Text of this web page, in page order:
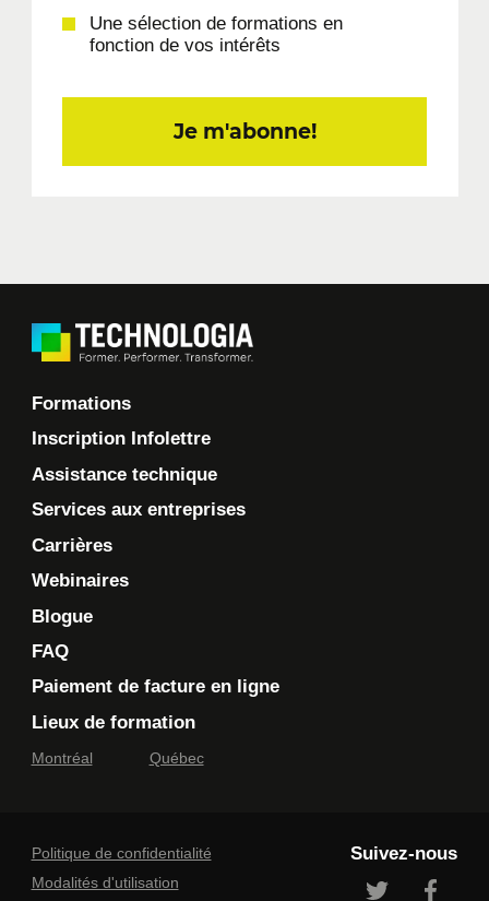
Une sélection de formations en
fonction de vos intérêts
Je m'abonne!
Formations
Inscription Infolettre
Assistance technique
Services aux entreprises
Carrières
Webinaires
Blogue
FAQ
Paiement de facture en ligne
Lieux de formation
Montréal Québec
Politique de confidentialité
Modalités d'utilisation
Suivez-nous